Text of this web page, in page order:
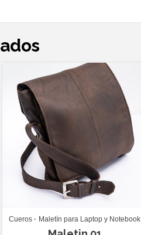
Cueros Maletín para Laptop y Notebook